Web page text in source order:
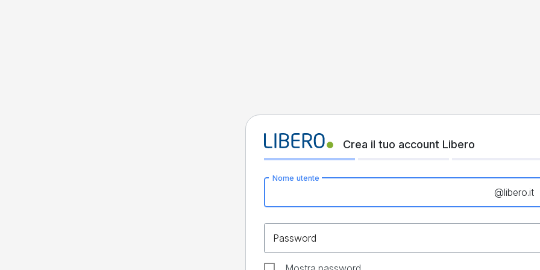
Crea il tuo account Libero
Nome utente
@libero.it
Password